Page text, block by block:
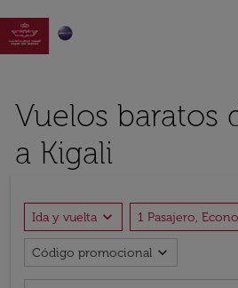

Vuelos baratos
a Kigali
Ida y vuelta expand_more 1 Pasajero,
Código promocional expand_more